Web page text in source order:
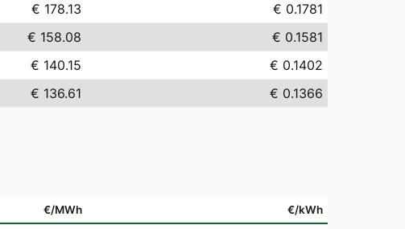
€ 178.13
€ 0.1781
€ 158.08
€ 0.1581
€ 140.15
€ 0.1402
€ 136.61 € 0.1366
€/MWh €/kWh